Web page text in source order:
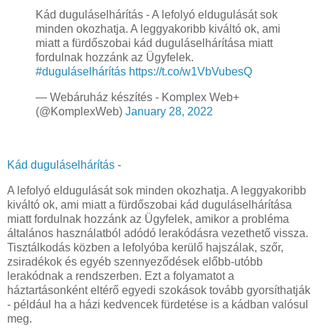
Kád duguláselhárítás - A lefolyó eldugulását sok
minden okozhatja. A leggyakoribb kiváltó ok, ami
miatt a fürdőszobai kád duguláselhárítása miatt
fordulnak hozzánk az Ügyfelek.
#duguláselhárítás https://t.co/w1VbVubesQ
— Webáruház készítés - Komplex Web+
(@KomplexWeb) January 28, 2022
Kád duguláselhárítás -
A lefolyó eldugulását sok minden okozhatja. A leggyakoribb
kiváltó ok, ami miatt a fürdőszobai kád duguláselhárítása
miatt fordulnak hozzánk az Ügyfelek, amikor a probléma
általános használatból adódó lerakódásra vezethető vissza.
Tisztálkodás közben a lefolyóba kerülő hajszálak, szőr,
zsiradékok és egyéb szennyeződések előbb-utóbb
lerakódnak a rendszerben. Ezt a folyamatot a
háztartásonként eltérő egyedi szokások tovább gyorsíthatják
- például ha a házi kedvencek fürdetése is a kádban valósul
meg.